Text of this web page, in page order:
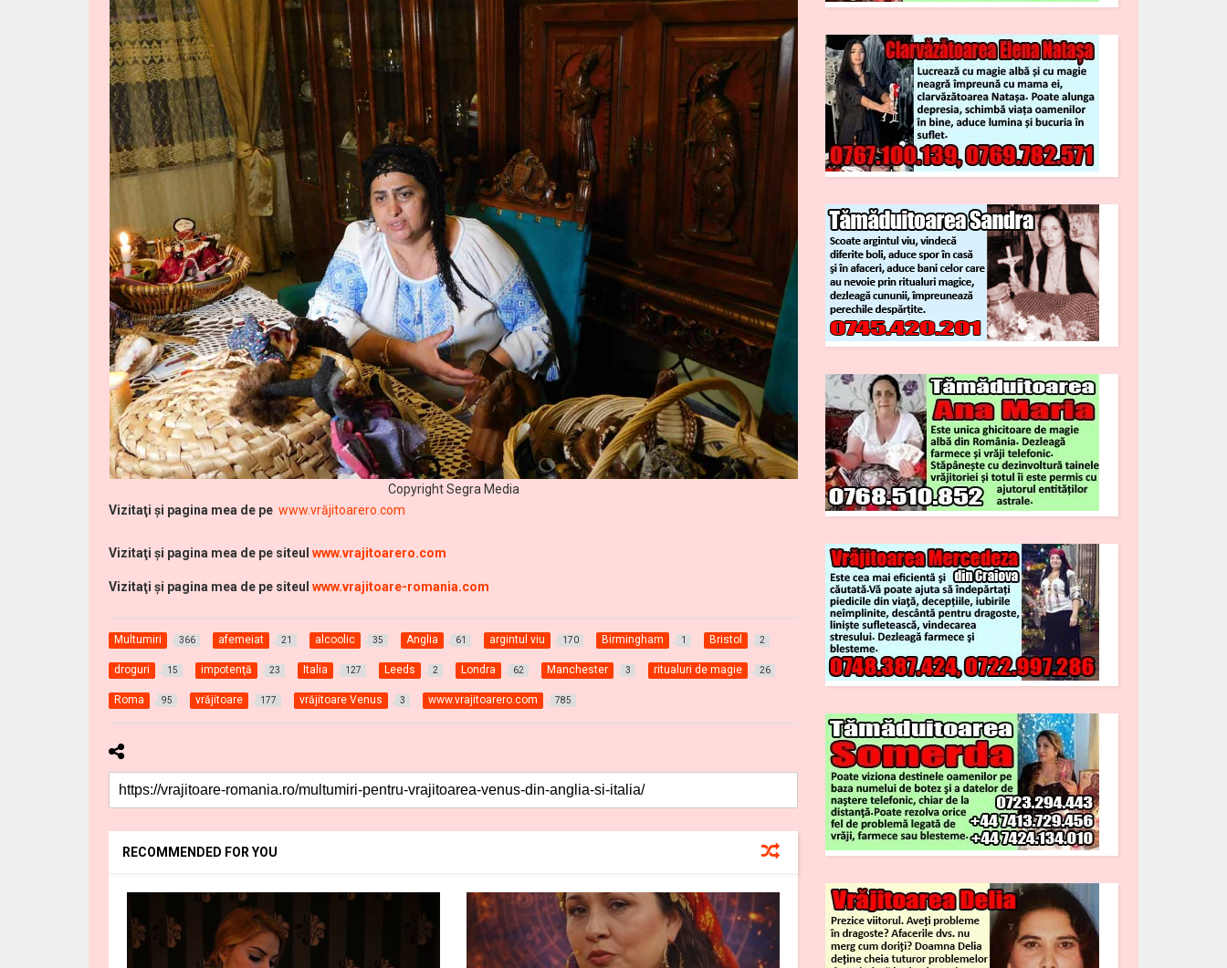
Copyright Segra Media
Vizitaţi şi pagina mea de pewww.vrăjitoarero.com
Vizitaţi şi pagina mea de pe siteulwww.vrajitoarero.com
Vizitaţi şi pagina mea de pe siteulwww.vrajitoare-romania.com
Multumiri 366 afemeiat 21 alcoolic 35 Anglia 61 argintul viu 170 Birmingham 1 Bristol 2
droguri 15 impotenţă 23 Italia 127 Leeds 2 Londra 62 Manchester 3 ritualuri de magie 26
Roma 95 vrăjitoare 177 vrăjitoare Venus 3 www.vrajitoarero.com 785
RECOMMENDED FOR YOU